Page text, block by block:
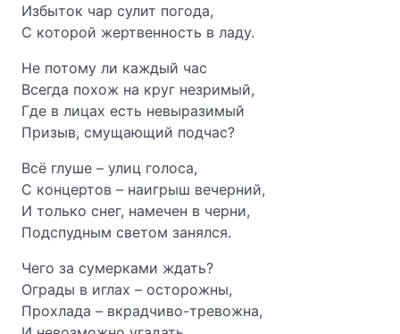
Избыток чар сулит погода,
С которой жертвенность в ладу.
Не потому ли каждый час
Всегда похож на круг незримый,
Где в лицах есть невыразимый
Призыв, смущающий подчас?
Всё глуше – улиц голоса,
С концертов – наигрыш вечерний,
И только снег, намечен в черни,
Подспудным светом занялся.
Чего за сумерками ждать?
Ограды в иглах – осторожны,
Прохлада – вкрадчиво-тревожна,